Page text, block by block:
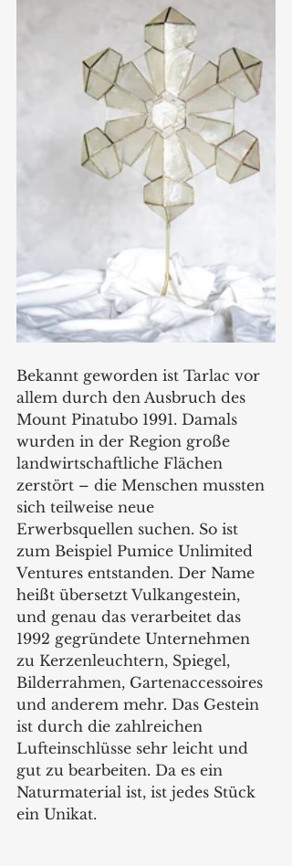
Bekannt geworden ist Tarlac vor
allem durch den Ausbruch des
Mount Pinatubo 1991. Damals
wurden in der Region große
landwirtschaftliche Flächen
zerstört – die Menschen mussten
sich teilweise neue
Erwerbsquellen suchen. So ist
zum Beispiel Pumice Unlimited
Ventures entstanden. Der Name
heißt übersetzt Vulkangestein,
und genau das verarbeitet das
1992 gegründete Unternehmen
zu Kerzenleuchtern, Spiegel,
Bilderrahmen, Gartenaccessoires
und anderem mehr. Das Gestein
ist durch die zahlreichen
Lufteinschlüsse sehr leicht und
gut zu bearbeiten. Da es ein
Naturmaterial ist, ist jedes Stück
ein Unikat.